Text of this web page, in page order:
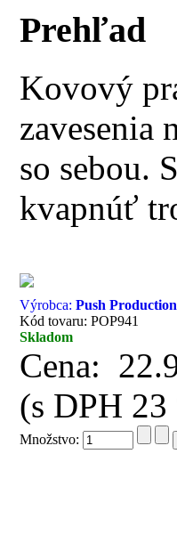
Prehľad
Kovový
zavesenia
so sebou.
kvapnúť
Výrobca:Push Production
Kód tovaru: POP941
Skladom
Cena:
(s DPH 23
Množstvo: